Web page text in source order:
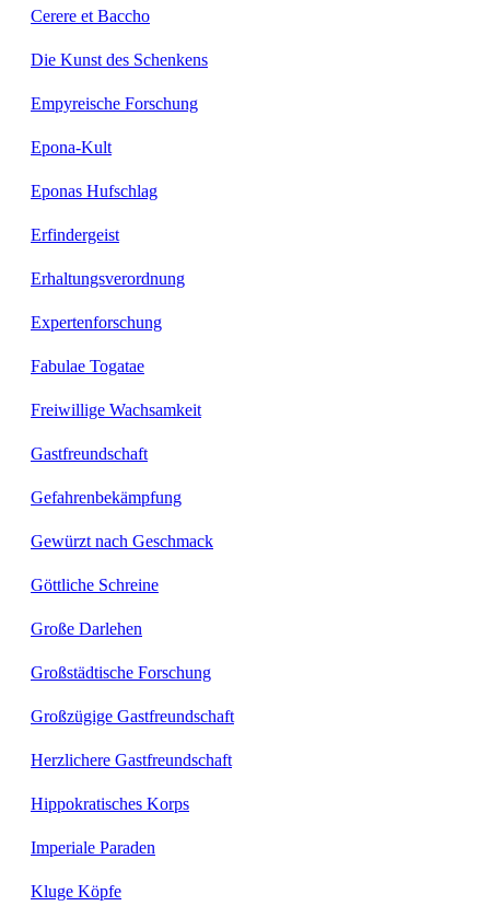
Cerere et Baccho
Die Kunst des Schenkens
Empyreische Forschung
Epona-Kult
Eponas Hufschlag
Erfindergeist
Erhaltungsverordnung
Expertenforschung
Fabulae Togatae
Freiwillige Wachsamkeit
Gastfreundschaft
Gefahrenbekämpfung
Gewürzt nach Geschmack
Göttliche Schreine
Große Darlehen
Großstädtische Forschung
Großzügige Gastfreundschaft
Herzlichere Gastfreundschaft
Hippokratisches Korps
Imperiale Paraden
Kluge Köpfe